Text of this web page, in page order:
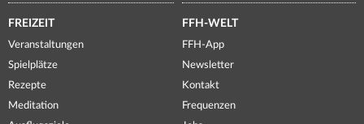
FREIZEIT
Veranstaltungen
Spielplätze
Rezepte
Meditation
FFH-WELT
FFH-App
Newsletter
Kontakt
Frequenzen